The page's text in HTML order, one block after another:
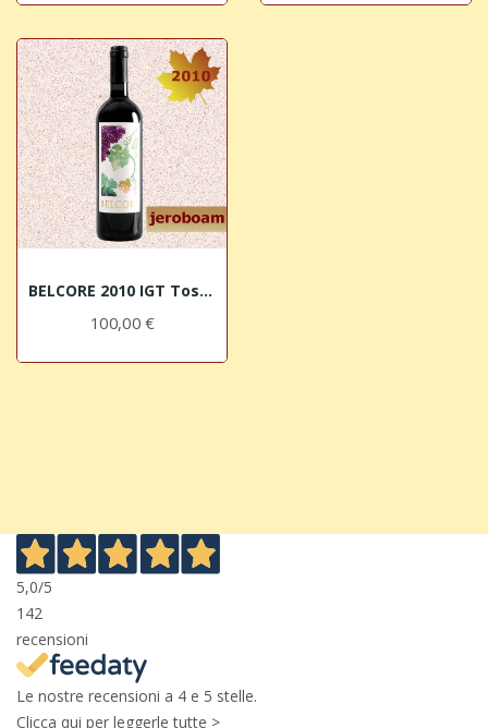
BELCORE 2010 IGT Toscana Rosso JEROBOAM I...
100,00 €
5,0/5
142
recensioni
Le nostre recensioni a 4 e 5 stelle.
Clicca qui per leggerle tutte >